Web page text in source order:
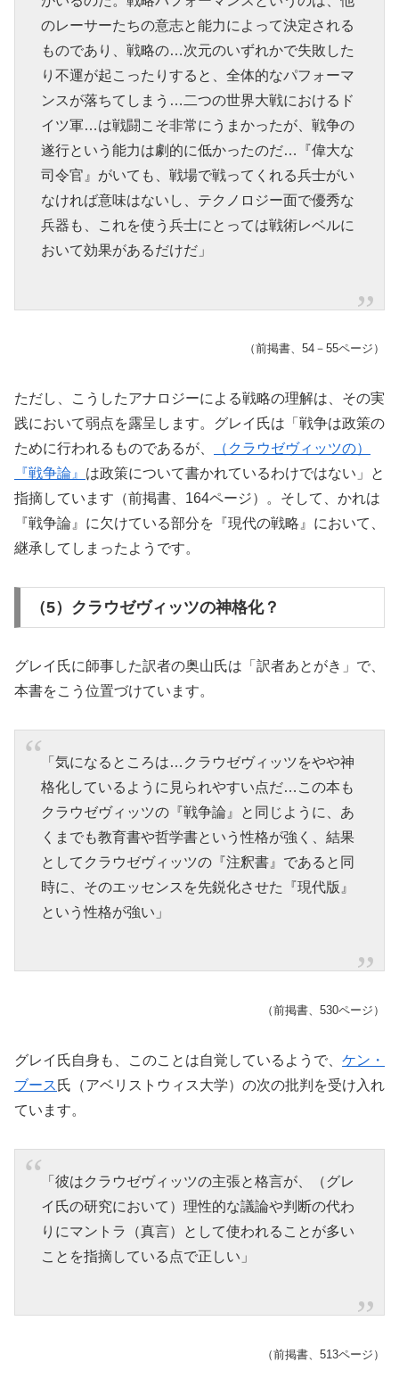
のレーサーたちの意志と能力によって決定される
ものであり、戦略の…次元のいずれかで失敗した
り不運が起こったりすると、全体的なパフォーマ
ンスが落ちてしまう…二つの世界大戦におけるド
イツ軍…は戦闘こそ非常にうまかったが、戦争の
遂行という能力は劇的に低かったのだ…『偉大な
司令官』がいても、戦場で戦ってくれる兵士がい
なければ意味はないし、テクノロジー面で優秀な
兵器も、これを使う兵士にとっては戦術レベルに
おいて効果があるだけだ」
（前掲書、54－55ページ）
ただし、こうしたアナロジーによる戦略の理解は、その実
践において弱点を露呈します。グレイ氏は「戦争は政策の
ために行われるものであるが、
（クラウゼヴィッツの）
『戦争論』 は政策について書かれているわけではない」と
指摘しています（前掲書、164ページ）。そして、かれは
『戦争論』に欠けている部分を『現代の戦略』において、
継承してしまったようです。
（5）クラウゼヴィッツの神格化？
グレイ氏に師事した訳者の奥山氏は「訳者あとがき」で、
本書をこう位置づけています。
「気になるところは…クラウゼヴィッツをやや神
格化しているように見られやすい点だ…この本も
クラウゼヴィッツの『戦争論』と同じように、あ
くまでも教育書や哲学書という性格が強く、結果
としてクラウゼヴィッツの『注釈書』であると同
時に、そのエッセンスを先鋭化させた『現代版』
という性格が強い」
（前掲書、530ページ）
グレイ氏自身も、このことは自覚しているようで、 ケン・
ブース 氏（アベリストウィス大学）の次の批判を受け入れ
ています。
「彼はクラウゼヴィッツの主張と格言が、（グレ
イ氏の研究において）理性的な議論や判断の代わ
りにマントラ（真言）として使われることが多い
ことを指摘している点で正しい」
（前掲書、513ページ）